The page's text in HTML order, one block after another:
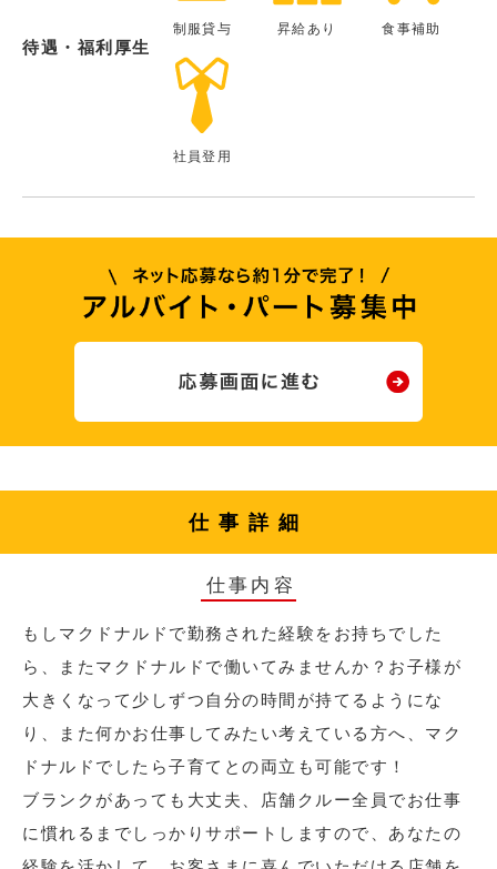
待遇・福利厚生
制服貸与 昇給あり 食事補助
社員登用
仕事詳細
仕事内容
もしマクドナルドで勤務された経験をお持ちでした
ら、またマクドナルドで働いてみませんか？お子様が
大きくなって少しずつ自分の時間が持てるようにな
り、また何かお仕事してみたい考えている方へ、マク
ドナルドでしたら子育てとの両立も可能です！
ブランクがあっても大丈夫、店舗クルー全員でお仕事
に慣れるまでしっかりサポートしますので、あなたの